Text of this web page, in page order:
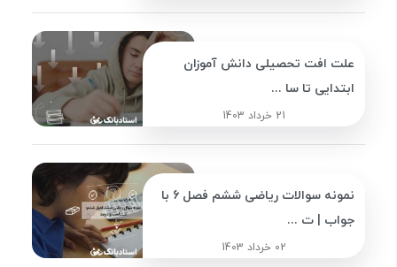
علت افت تحصیلی دانش آموزان
ابتدایی تا سا ...
21 خرداد 1403
نمونه سوالات ریاضی ششم فصل 6 با
جواب | ت ...
02 خرداد 1403